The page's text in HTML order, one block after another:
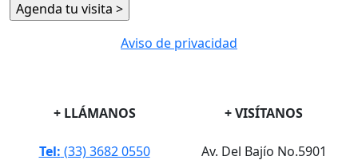
Aviso de privacidad
+ LLÁMANOS
Tel: (33) 3682 0550
+ VISÍTANOS
Av. Del Bajío No.5901